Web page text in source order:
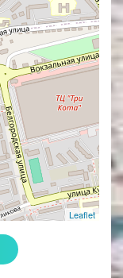
Leaflet